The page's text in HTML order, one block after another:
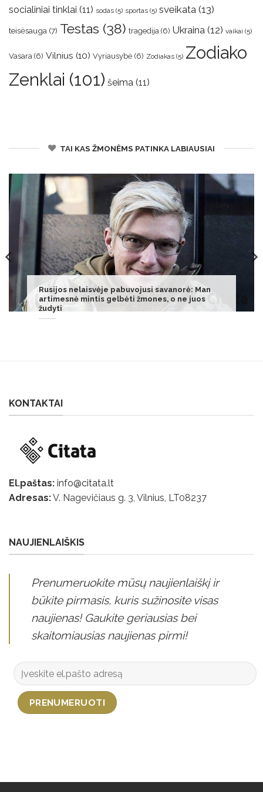
socialiniai tinklai (11) sodas (5) sportas (5) sveikata (13)
teisėsauga (7) Testas (38) tragedija (6) Ukraina (12) vaikai (5)
Vasara (6) Vilnius (10) Vyriausybė (6) Zodiakas (5) Zodiako
Zenklai (101) šeima (11)
TAI KAS ŽMONĖMS PATINKA LABIAUSIAI
Skaudi realybė: Panevėžyje pernai palaidota 10
vienišų žmonių, šiemet – jau 5
KONTAKTAI
El.paštas: info@citata.lt
Adresas:V. Nagevičiaus g. 3, Vilnius, LT08237
NAUJIENLAIŠKIS
Prenumeruokite mūsų naujienlaiškį ir
būkite pirmasis, kuris sužinosite visas
naujienas! Gaukite geriausias bei
skaitomiausias naujienas pirmi!